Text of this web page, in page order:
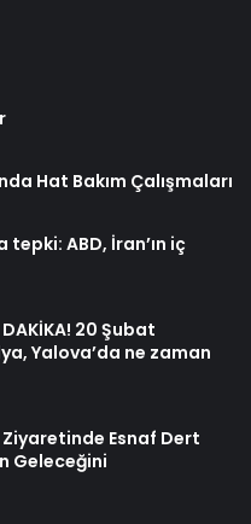
Hat Bakım Çalışmaları
ABD, İran’ın iç
20 Şubat
Yalova’da ne zaman
Ziyaretinde Esnaf Dert
Geleceğini